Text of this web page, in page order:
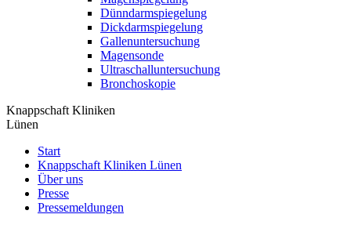
Dünndarmspiegelung
Dickdarmspiegelung
Gallenuntersuchung
Magensonde
Ultraschalluntersuchung
Bronchoskopie
Knappschaft Kliniken
Lünen
Start
Knappschaft Kliniken Lünen
Über uns
Presse
Pressemeldungen